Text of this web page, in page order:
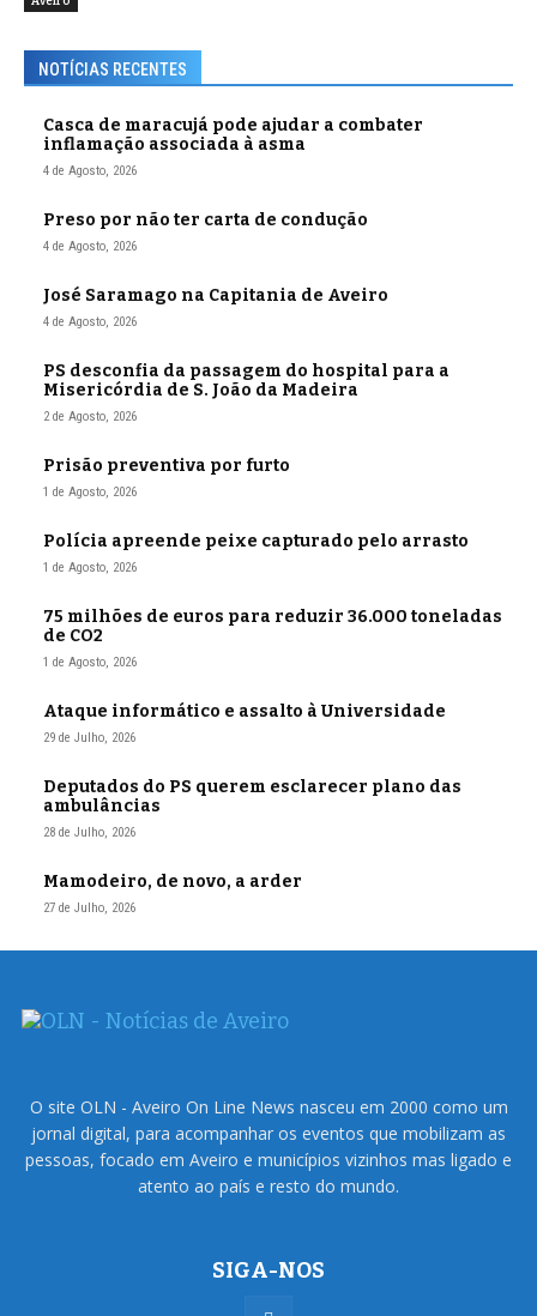
NOTÍCIAS RECENTES
Casca de maracujá pode ajudar a combater
inflamação associada à asma
4 de Agosto, 2026
Preso por não ter carta de condução
4 de Agosto, 2026
José Saramago na Capitania de Aveiro
4 de Agosto, 2026
PS desconfia da passagem do hospital para a
Misericórdia de S. João da Madeira
2 de Agosto, 2026
Prisão preventiva por furto
1 de Agosto, 2026
Polícia apreende peixe capturado pelo arrasto
1 de Agosto, 2026
75 milhões de euros para reduzir 36.000 toneladas
de CO2
1 de Agosto, 2026
Ataque informático e assalto à Universidade
29 de Julho, 2026
Deputados do PS querem esclarecer plano das
ambulâncias
28 de Julho, 2026
Mamodeiro, de novo, a arder
27 de Julho, 2026
O site OLN - Aveiro On Line News nasceu em 2000 como um
jornal digital, para acompanhar os eventos que mobilizam as
pessoas, focado em Aveiro e municípios vizinhos mas ligado e
atento ao país e resto do mundo.
SIGA-NOS